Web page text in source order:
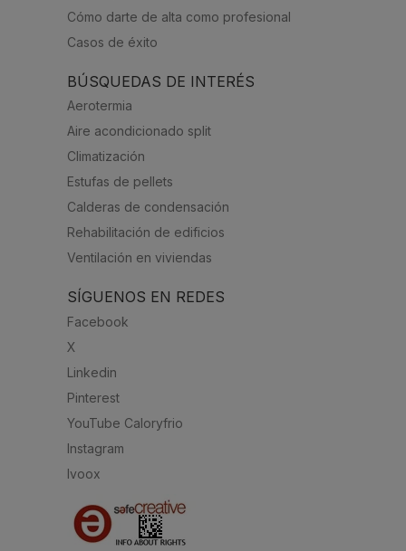
Cómo darte de alta como profesional
Casos de éxito
BÚSQUEDAS DE INTERÉS
Aerotermia
Aire acondicionado split
Climatización
Estufas de pellets
Calderas de condensación
Rehabilitación de edificios
Ventilación en viviendas
SÍGUENOS EN REDES
Facebook
X
Linkedin
Pinterest
YouTube Caloryfrio
Instagram
Ivoox